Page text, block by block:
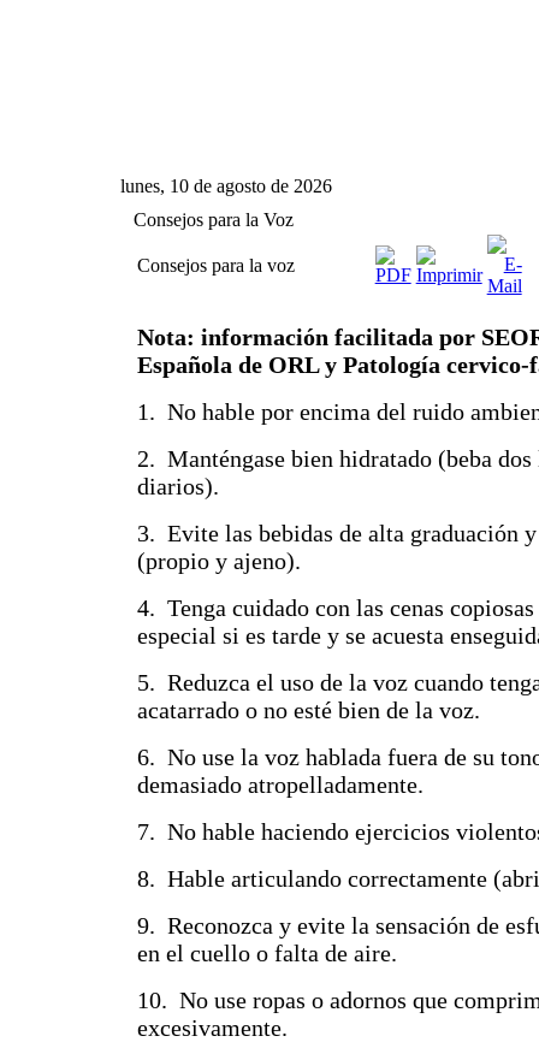
lunes, 10 de agosto de 2026
Consejos para la Voz
Consejos para la voz
Nota: información facilitada por
Española de ORL y Patología cervico-
1. No hable por encima del ruido
2. Manténgase bien hidratado (beba
diarios).
3. Evite las bebidas de alta graduación
(propio y ajeno).
4. Tenga cuidado con las cenas
especial si es tarde y se acuesta
5. Reduzca el uso de la voz cuando
acatarrado o no esté bien de la voz.
6. No use la voz hablada fuera de su
demasiado atropelladamente.
7. No hable haciendo ejercicios
8. Hable articulando correctamente
9. Reconozca y evite la sensación de
en el cuello o falta de aire.
10. No use ropas o adornos que
excesivamente.